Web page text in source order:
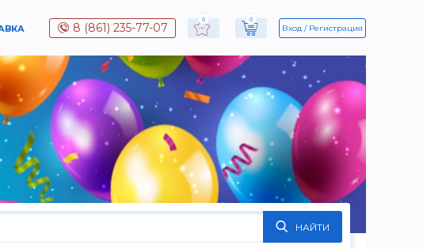
8 (861) 235-77-07
0 0
Вход Регистрация
НАЙТИ